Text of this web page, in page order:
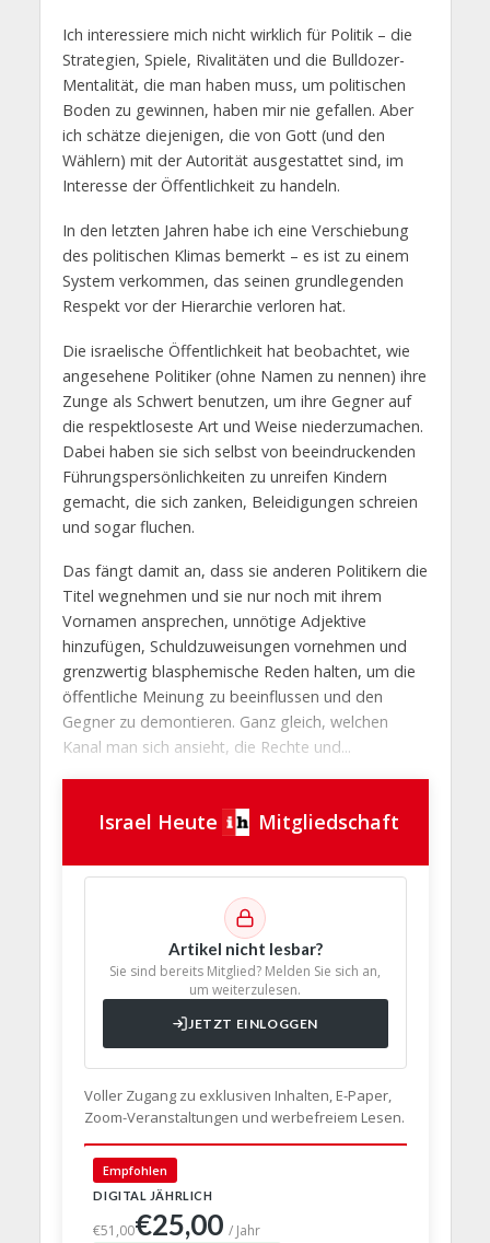
Ich interessiere mich nicht wirklich für Politik – die
Strategien, Spiele, Rivalitäten und die Bulldozer-
Mentalität, die man haben muss, um politischen
Boden zu gewinnen, haben mir nie gefallen. Aber
ich schätze diejenigen, die von Gott (und den
Wählern) mit der Autorität ausgestattet sind, im
Interesse der Öffentlichkeit zu handeln.
In den letzten Jahren habe ich eine Verschiebung
des politischen Klimas bemerkt – es ist zu einem
System verkommen, das seinen grundlegenden
Respekt vor der Hierarchie verloren hat.
Die israelische Öffentlichkeit hat beobachtet, wie
angesehene Politiker (ohne Namen zu nennen) ihre
Zunge als Schwert benutzen, um ihre Gegner auf
die respektloseste Art und Weise niederzumachen.
Dabei haben sie sich selbst von beeindruckenden
Führungspersönlichkeiten zu unreifen Kindern
gemacht, die sich zanken, Beleidigungen schreien
und sogar fluchen.
Das fängt damit an, dass sie anderen Politikern die
Titel wegnehmen und sie nur noch mit ihrem
Vornamen ansprechen, unnötige Adjektive
hinzufügen, Schuldzuweisungen vornehmen und
grenzwertig blasphemische Reden halten, um die
öffentliche Meinung zu beeinflussen und den
Gegner zu demontieren. Ganz gleich, welchen
Kanal man sich ansieht, die Rechte und...
Israel Heute Mitgliedschaft
Artikel nicht lesbar?
Sie sind bereits Mitglied? Melden Sie sich an,
um weiterzulesen.
JETZT EINLOGGEN
Voller Zugang zu exklusiven Inhalten, E-Paper,
Zoom-Veranstaltungen und werbefreiem Lesen.
Empfohlen
DIGITAL JÄHRLICH
€51,00€25,00 / Jahr